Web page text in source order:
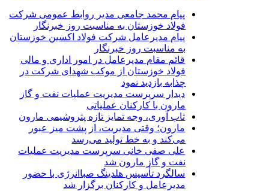
پیام محمد جامعی مدیر روابط عمومی شرکت
فولاد خوزستان به مناسبت روز خبرنگار
پیام مدیرعامل شرکت فولاد اکسین خوزستان
به مناسبت روز خبرنگار
قائم مقام مدیرعامل در امور اداری و مالی
فولاد خوزستان از موکب شهدای شرکت در
چذابه بازدید نمود
دیدار سرپرست مدیریت عملیات نفت و گاز
مارون با کارکنان عملیاتی
تاب آوری، وجه تمایز تازه پتروشیمی مارون
مارون؛ وقتی مدیریت، از پشت میز عبور
می‌کند و به خط تولید می‌رسد
علی صفی خانی سرپرست مدیریت عملیات
نفت و گاز مارون شد
سالگرد تأسیس هلدینگ صباانرژی با حضور
مدیرعامل و کارکنان برگزار شد